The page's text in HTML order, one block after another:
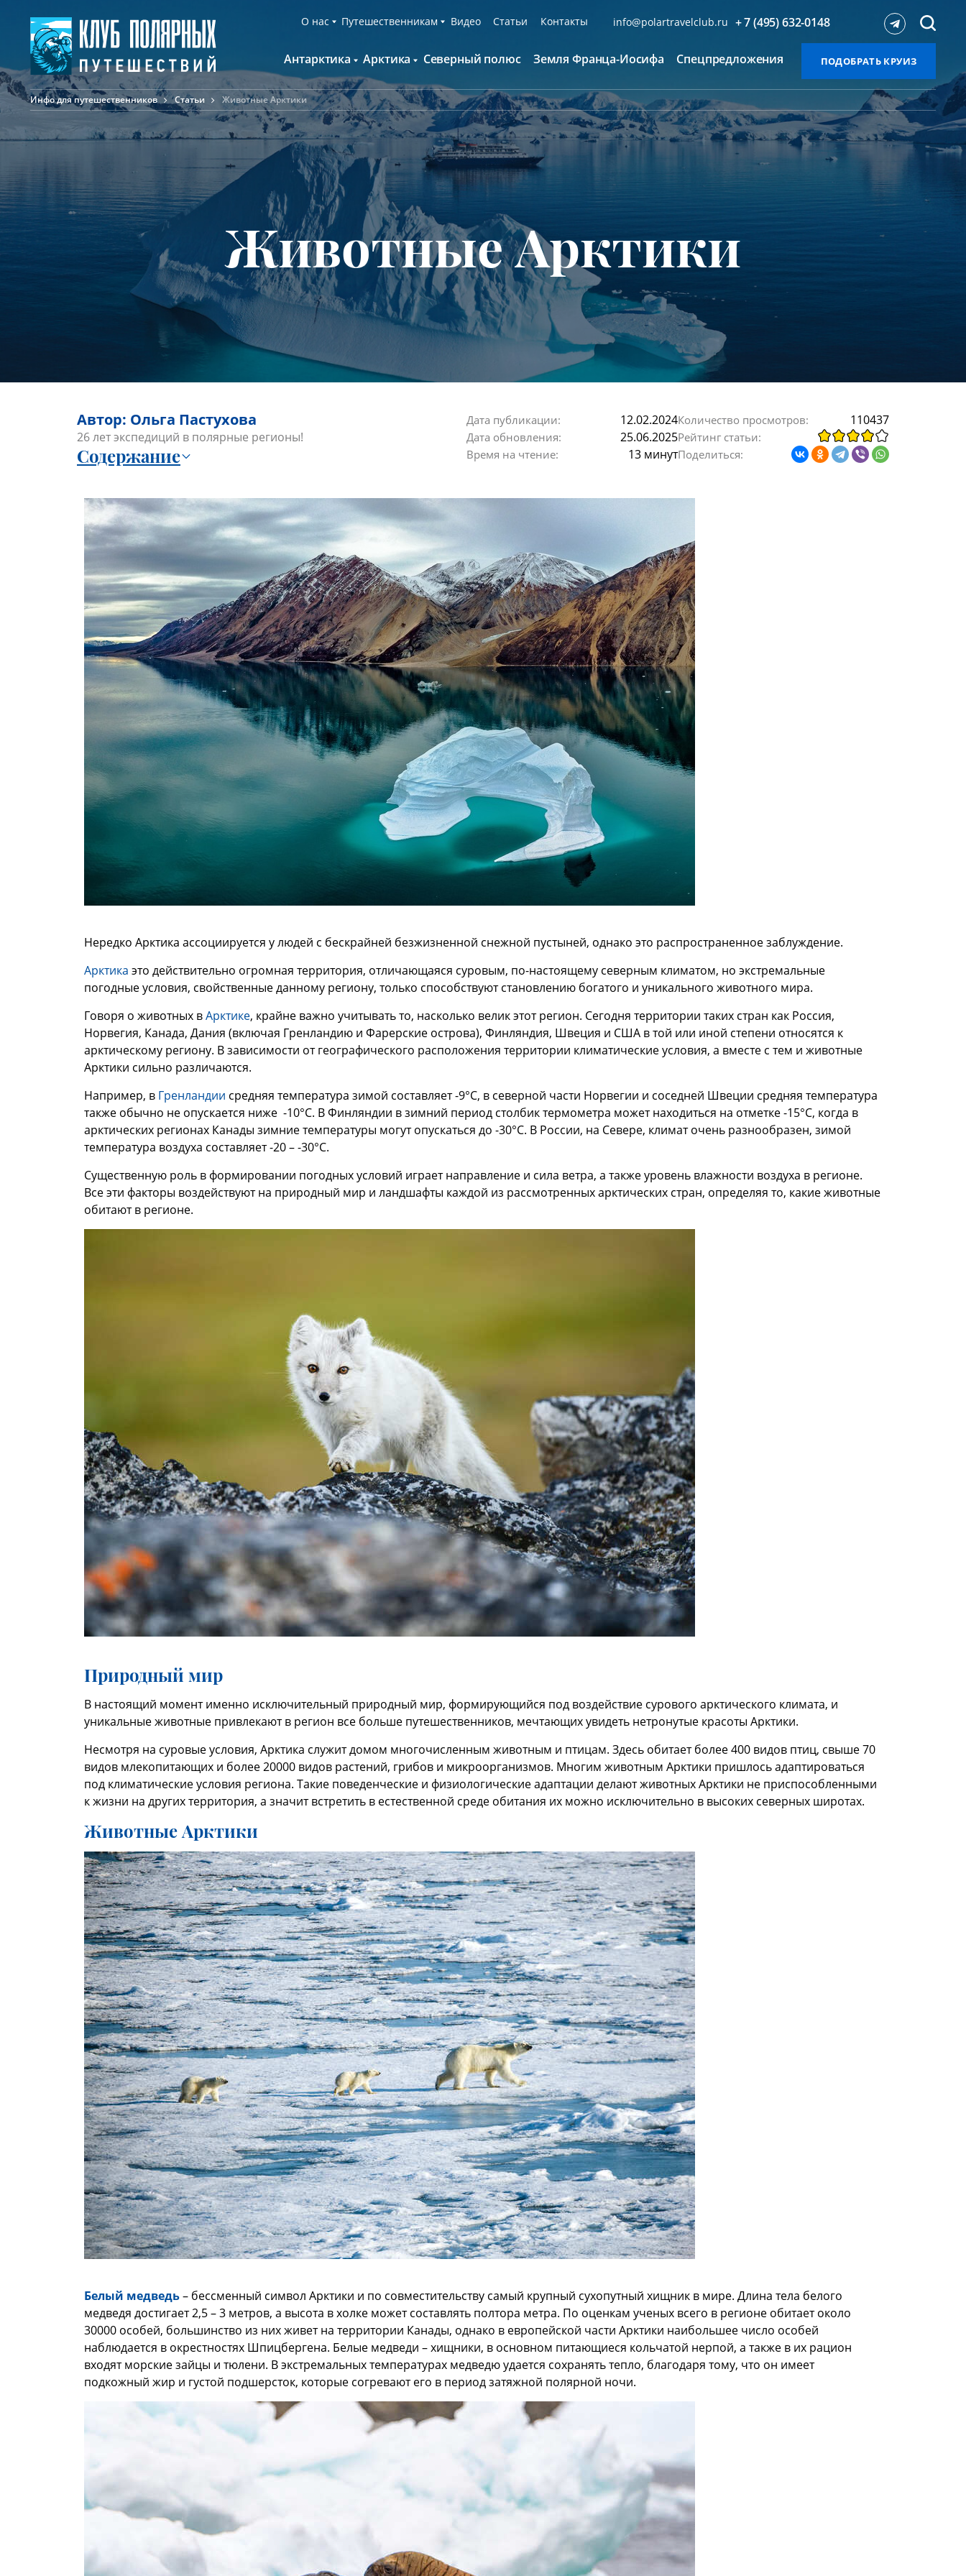
О нас
О компании
С нами путешествуют
Экспедиционная команда
Пресс-центр
Мы помогаем
Наши партнёры
Вакансии
Контакты
Обратная связь
Путешественникам
Русскоязычные группы
Наши суда
Дополнительные опции
Фирменная парка
Что брать с собой
Клуб привилегий
Каталоги
Отзывы
Вопросы и ответы
Специальные мероприятия
Подарочный сертификат
Видео Статьи Контакты info@polartravelclub.ru + 7 (495) 632-0148
Антарктика
Антарктида и Южный полярный круг
Континент Антарктида Классика
Континент Антарктида Новый год
Фолклендские о-ва и Южная Георгия
Фолклендские о-ва, Южная Георгия и
Антарктида
Арктика
Британские острова
Гренландия
Исландия
Шпицберген
Северный полюс Земля Франца-Иосифа Спецпредложения ПОДОБРАТЬ КРУИЗ
Инфо для путешественников Статьи Животные Арктики
Животные Арктики
Автор: Ольга Пастухова
26 лет экспедиций в полярные регионы!
Содержание
Дата публикации: 12.02.2024
Дата обновления: 25.06.2025
Время на чтение: 13 минут
Количество просмотров: 110437
Рейтинг статьи:
Поделиться:
Нередко Арктика ассоциируется у людей с бескрайней безжизненной снежной пустыней, однако это распространенное заблуждение.
Арктика это действительно огромная территория, отличающаяся суровым, по-настоящему северным климатом, но экстремальные
погодные условия, свойственные данному региону, только способствуют становлению богатого и уникального животного мира.
Говоря о животных вАрктике, крайне важно учитывать то, насколько велик этот регион. Сегодня территории таких стран как Россия,
Норвегия, Канада, Дания (включая Гренландию и Фарерские острова), Финляндия, Швеция и США в той или иной степени относятся к
арктическому региону. В зависимости от географического расположения территории климатические условия, а вместе с тем и животные
Арктики сильно различаются.
Например, в Гренландии средняя температура зимой составляет -9°C, в северной части Норвегии и соседней Швеции средняя температура
также обычно не опускается ниже -10°C. В Финляндии в зимний период столбик термометра может находиться на отметке -15°C, когда в
арктических регионах Канады зимние температуры могут опускаться до -30°C. В России, на Севере, климат очень разнообразен, зимой
температура воздуха составляет -20 – -30°C.
Существенную роль в формировании погодных условий играет направление и сила ветра, а также уровень влажности воздуха в регионе.
Все эти факторы воздействуют на природный мир и ландшафты каждой из рассмотренных арктических стран, определяя то, какие животные
обитают в регионе.
Природный мир
В настоящий момент именно исключительный природный мир, формирующийся под воздействие сурового арктического климата, и
уникальные животные привлекают в регион все больше путешественников, мечтающих увидеть нетронутые красоты Арктики.
Несмотря на суровые условия, Арктика служит домом многочисленным животным и птицам. Здесь обитает более 400 видов птиц, свыше 70
видов млекопитающих и более 20000 видов растений, грибов и микроорганизмов. Многим животным Арктики пришлось адаптироваться
под климатические условия региона. Такие поведенческие и физиологические адаптации делают животных Арктики не приспособленными
к жизни на других территория, а значит встретить в естественной среде обитания их можно исключительно в высоких северных широтах.
Животные Арктики
Белый медведь– бессменный символ Арктики и по совместительству самый крупный сухопутный хищник в мире. Длина тела белого
медведя достигает 2,5 – 3 метров, а высота в холке может составлять полтора метра. По оценкам ученых всего в регионе обитает около
30000 особей, большинство из них живет на территории Канады, однако в европейской части Арктики наибольшее число особей
наблюдается в окрестностях Шпицбергена. Белые медведи – хищники, в основном питающиеся кольчатой нерпой, а также в их рацион
входят морские зайцы и тюлени. В экстремальных температурах медведю удается сохранять тепло, благодаря тому, что он имеет
подкожный жир и густой подшерсток, которые согревают его в период затяжной полярной ночи.